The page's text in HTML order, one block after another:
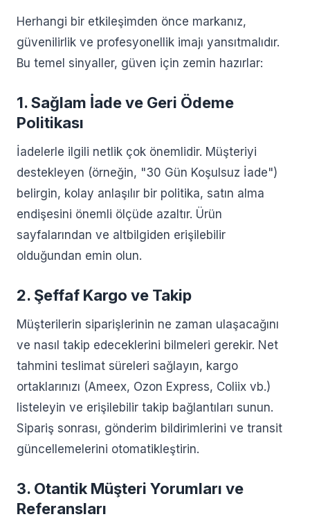
Herhangi bir etkileşimden önce markanız,
güvenilirlik ve profesyonellik imajı yansıtmalıdır.
Bu temel sinyaller, güven için zemin hazırlar:
1. Sağlam İade ve Geri Ödeme
Politikası
İadelerle ilgili netlik çok önemlidir. Müşteriyi
destekleyen (örneğin, "30 Gün Koşulsuz İade")
belirgin, kolay anlaşılır bir politika, satın alma
endişesini önemli ölçüde azaltır. Ürün
sayfalarından ve altbilgiden erişilebilir
olduğundan emin olun.
2. Şeffaf Kargo ve Takip
Müşterilerin siparişlerinin ne zaman ulaşacağını
ve nasıl takip edeceklerini bilmeleri gerekir. Net
tahmini teslimat süreleri sağlayın, kargo
ortaklarınızı (Ameex, Ozon Express, Coliix vb.)
listeleyin ve erişilebilir takip bağlantıları sunun.
Sipariş sonrası, gönderim bildirimlerini ve transit
güncellemelerini otomatikleştirin.
3. Otantik Müşteri Yorumları ve
Referansları